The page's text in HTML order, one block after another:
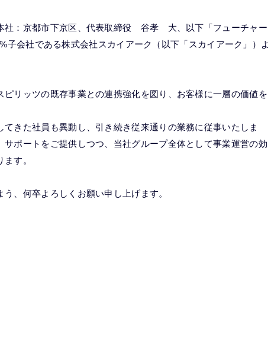
社：京都市下京区、代表取締役 谷孝 大、以下「フューチャー
子会社である株式会社スカイアーク（以下「スカイアーク」）よ
リッツの既存事業との連携強化を図り、お客様に一層の価値を
きた社員も異動し、引き続き従来通りの業務に従事いたしま
ポートをご提供しつつ、当社グループ全体として事業運営の効
す。
、何卒よろしくお願い申し上げます。